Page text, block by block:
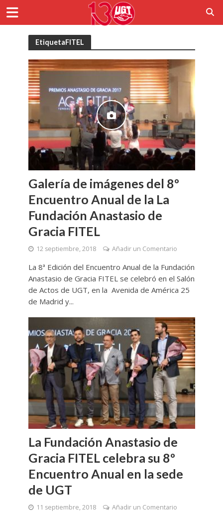
EtiquetaFITEL
Galería de imágenes del 8º
Encuentro Anual de la La
Fundación Anastasio de
Gracia FITEL
12 septiembre, 2018 Añadir un Comentario
La 8ª Edición del Encuentro Anual de la Fundación
Anastasio de Gracia FITEL se celebró en el Salón
de Actos de UGT, en la Avenida de América 25
de Madrid y...
La Fundación Anastasio de
Gracia FITEL celebra su 8º
Encuentro Anual en la sede
de UGT
11 septiembre, 2018 Añadir un Comentario